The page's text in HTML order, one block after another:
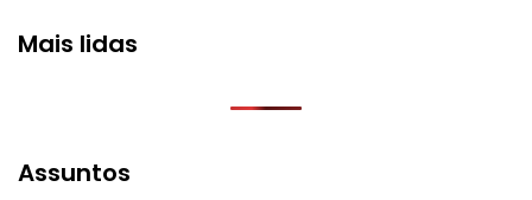
Mais lidas
Assuntos